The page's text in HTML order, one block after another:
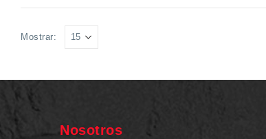
Mostrar:
Nosotros